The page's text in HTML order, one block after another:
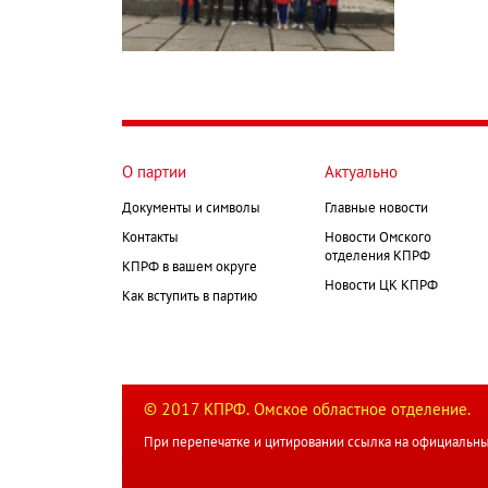
О партии
Документы и символы
Контакты
КПРФ в вашем округе
Как вступить в партию
Актуально
Главные новости
Новости Омского
отделения КПРФ
Новости ЦК КПРФ
© 2017 КПРФ. Омское областное отделение.
При перепечатке и цитировании ссылка на